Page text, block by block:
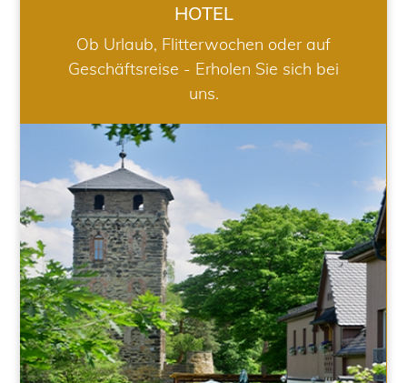
HOTEL
Ob Urlaub, Flitterwochen oder auf
Geschäftsreise - Erholen Sie sich bei
uns.
RESTAURANT